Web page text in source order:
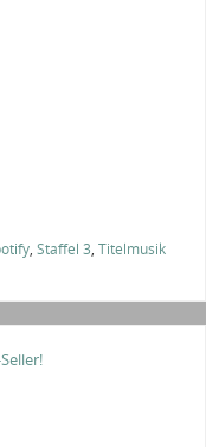
, Staffel 3, Titelmusik